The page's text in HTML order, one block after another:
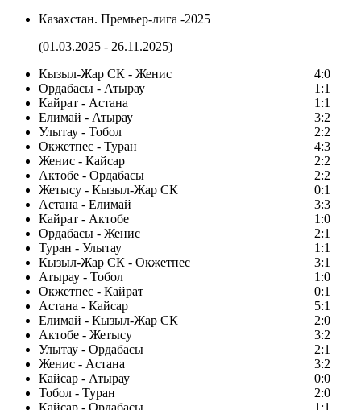
Казахстан. Премьер-лига -2025
(01.03.2025 - 26.11.2025)
Кызыл-Жар СК - Женис
4:0
Ордабасы - Атырау
1:1
Кайрат - Астана
1:1
Елимай - Атырау
3:2
Улытау - Тобол
2:2
Окжетпес - Туран
4:3
Женис - Кайсар
2:2
Актобе - Ордабасы
2:2
Жетысу - Кызыл-Жар СК
0:1
Астана - Елимай
3:3
Кайрат - Актобе
1:0
Ордабасы - Женис
2:1
Туран - Улытау
1:1
Кызыл-Жар СК - Окжетпес
3:1
Атырау - Тобол
1:0
Окжетпес - Кайрат
0:1
Астана - Кайсар
5:1
Елимай - Кызыл-Жар СК
2:0
Актобе - Жетысу
3:2
Улытау - Ордабасы
2:1
Женис - Астана
3:2
Кайсар - Атырау
0:0
Тобол - Туран
2:0